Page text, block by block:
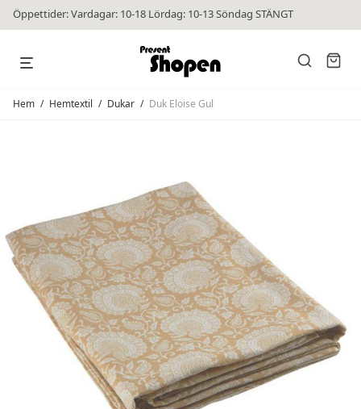
Öppettider: Vardagar: 10-18 Lördag: 10-13 Söndag STÄNGT
Hem / Hemtextil / Dukar / Duk Eloise Gul